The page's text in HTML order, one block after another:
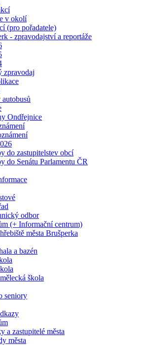
v okolí
(pro pořadatele)
- zpravodajství a reportáže
zpravodaj
Ondřejnice
do zastupitelstev obcí
do Senátu Parlamentu ČR
odbor
(+ Informační centrum)
města Brušperka
a bazén
škola
seniory
a zastupitelé města
města